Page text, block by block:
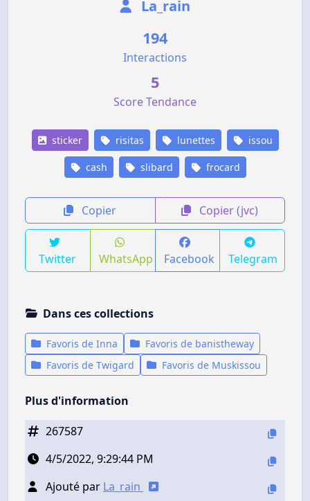
La_rain
194
Interactions
5
Score Tendance
sticker risitas lunettes issou
cash slibard frocard
Copier Copier (jvc)
Twitter WhatsApp Facebook Telegram
Dans ces collections
Favoris de Inna
Favoris de banistheway
Favoris de Twigard
Favoris de Muskissou
Plus d'information
267587
4/5/2022, 9:29:44 PM
Ajouté par La_rain